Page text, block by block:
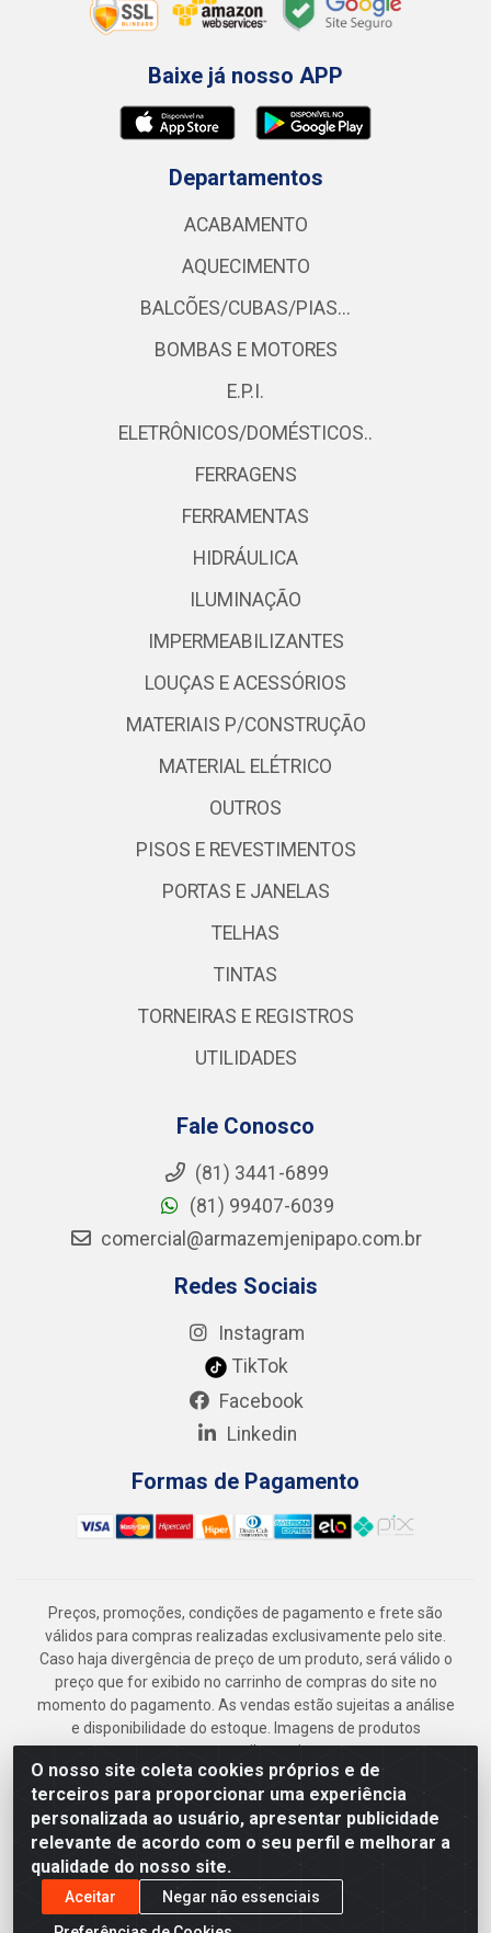
O nosso site coleta cookies próprios e de
terceiros para proporcionar uma experiência
personalizada ao usuário, apresentar publicidade
relevante de acordo com o seu perfil e melhorar a
qualidade do nosso site.
Aceitar
Negar não essenciais
Baixe já nosso APP
Departamentos
ACABAMENTO
AQUECIMENTO
BALCÕES/CUBAS/PIAS...
BOMBAS E MOTORES
E.P.I.
ELETRÔNICOS/DOMÉSTICOS..
FERRAGENS
FERRAMENTAS
HIDRÁULICA
ILUMINAÇÃO
IMPERMEABILIZANTES
LOUÇAS E ACESSÓRIOS
MATERIAIS P/CONSTRUÇÃO
MATERIAL ELÉTRICO
OUTROS
PISOS E REVESTIMENTOS
PORTAS E JANELAS
TELHAS
TINTAS
TORNEIRAS E REGISTROS
UTILIDADES
Fale Conosco
(81) 3441-6899
(81) 99407-6039
comercial@armazemjenipapo.com.br
Redes Sociais
Instagram
TikTok
Facebook
Linkedin
Formas de Pagamento
Preços, promoções, condições de pagamento e frete são
válidos para compras realizadas exclusivamente pelo site.
Caso haja divergência de preço de um produto, será válido o
preço que for exibido no carrinho de compras do site no
momento do pagamento. As vendas estão sujeitas a análise
e disponibilidade do estoque. Imagens de produtos
meramente ilustrativas.
Armazém Jenipapo Materiais de Construção em Geral
LTDA - Rua das Flores, 2691 - Guabiraba, Recife/PE - CEP
52.291-630 - CNPJ 41.097.379/0001-